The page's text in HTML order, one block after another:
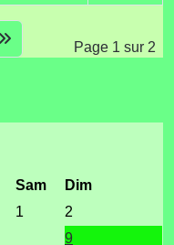
Page 1 sur 2
Sam
Dim
1
2
9